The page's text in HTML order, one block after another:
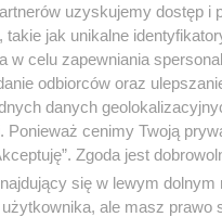
uzyskujemy dostęp i
jak unikalne
w celu zapewniania
odbiorców oraz
danych
cenimy Twoją
Zgoda jest
się w lewym dolnym
ale masz prawo